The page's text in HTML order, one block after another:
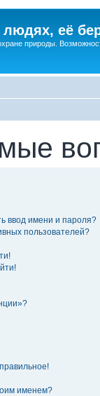
её
природы.
ввод имени и пароля?
пользователей?
именем?